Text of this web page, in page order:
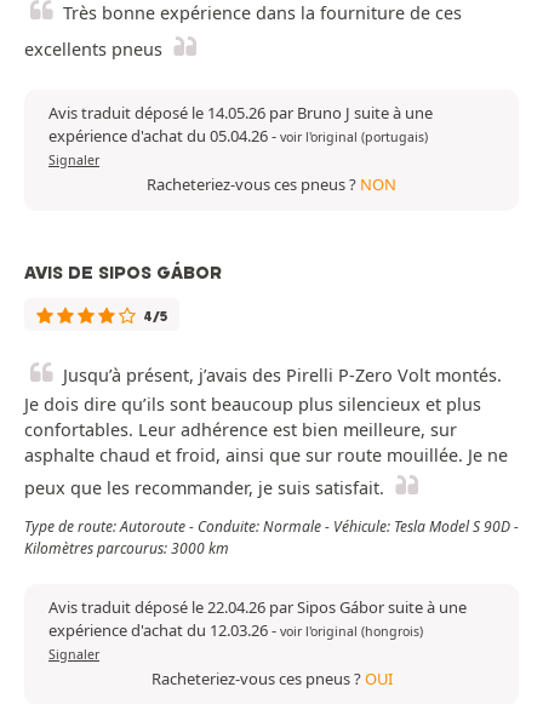
Très bonne expérience dans la fourniture de ces
excellents pneus
Avis traduit déposé le 14.05.26 par Bruno J suite à une
expérience d'achat du 05.04.26- voir l'original (portugais)
Signaler
Racheteriez-vous ces pneus ? NON
AVIS DE SIPOS GÁBOR
4/5
Jusqu’à présent, j’avais des Pirelli P-Zero Volt montés.
Je dois dire qu’ils sont beaucoup plus silencieux et plus
confortables. Leur adhérence est bien meilleure, sur
asphalte chaud et froid, ainsi que sur route mouillée. Je ne
peux que les recommander, je suis satisfait.
Type de route: Autoroute - Conduite: Normale - Véhicule: Tesla Model S 90D -
Kilomètres parcourus: 3000 km
Avis traduit déposé le 22.04.26 par Sipos Gábor suite à une
expérience d'achat du 12.03.26- voir l'original (hongrois)
Signaler
Racheteriez-vous ces pneus ?OUI